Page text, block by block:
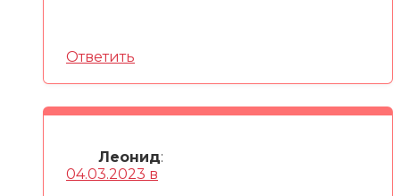
Ответить
Леонид:
04.03.2023 в